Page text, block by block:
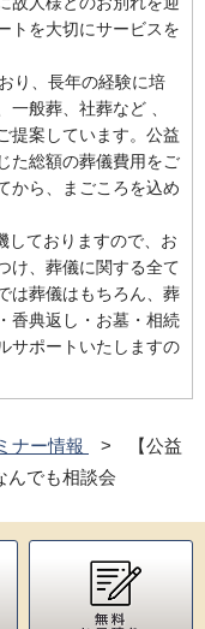
トを大切にサービスを
り、長年の経験に培
般葬、社葬など 、
提案しています。公益
た総額の葬儀費用をご
から、まごころを込め
しておりますので、お
け、葬儀に関する全て
は葬儀はもちろん、葬
香典返し・お墓・相続
サポートいたしますの
ナー情報
【公益
んでも相談会